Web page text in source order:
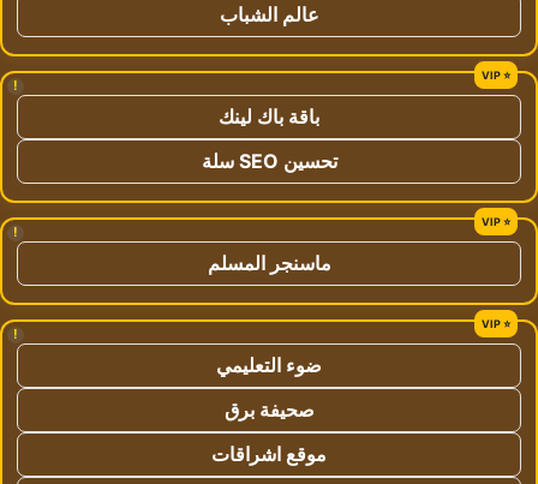
عالم الشباب
!
باقة باك لينك
تحسين SEO سلة
!
ماسنجر المسلم
!
ضوء التعليمي
صحيفة برق
موقع اشراقات